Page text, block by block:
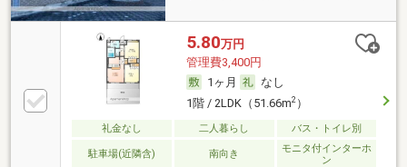
5.80万円
管理費3,400円
1ヶ月
なし
1階 / 2LDK（51.66m2）
礼金なし 二人暮らし バス・トイレ別
駐車場(近隣含) 南向き
モニタ付インターホ
ン